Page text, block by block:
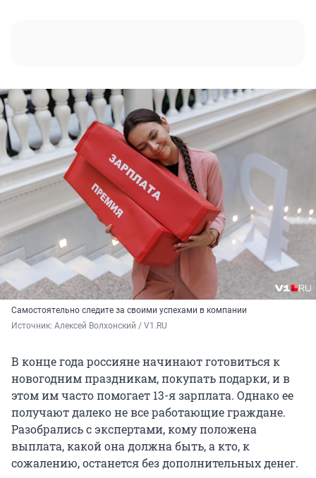
Самостоятельно следите за своими успехами в компании
Источник: Алексей Волхонский / V1.RU
В конце года россияне начинают готовиться к
новогодним праздникам, покупать подарки, и в
этом им часто помогает 13-я зарплата. Однако ее
получают далеко не все работающие граждане.
Разобрались с экспертами, кому положена
выплата, какой она должна быть, а кто, к
сожалению, останется без дополнительных денег.